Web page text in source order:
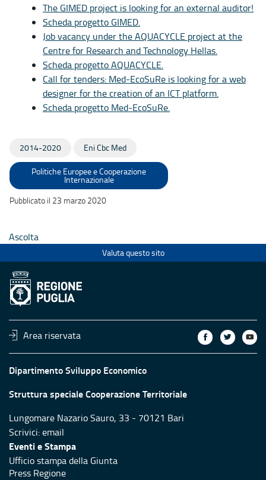
The GIMED project is looking for an external auditor!
Scheda progetto GIMED.
Job vacancy under the AQUACYCLE project at the
Centre for Research and Technology Hellas.
Scheda progetto AQUACYCLE.
Call for tenders: Med-EcoSuRe is looking for a web
designer for the creation of an ICT platform.
Scheda progetto Med-EcoSuRe.
2014-2020 Eni Cbc Med
Politiche Europee e Cooperazione
Internazionale
Pubblicato il 23 marzo 2020
Ascolta
Valuta questo sito
Area riservata
Dipartimento Sviluppo Economico
Struttura speciale Cooperazione Territoriale
Lungomare Nazario Sauro, 33 - 70121 Bari
Scrivici:email
Eventi e Stampa
Ufficio stampa della Giunta
Press Regione